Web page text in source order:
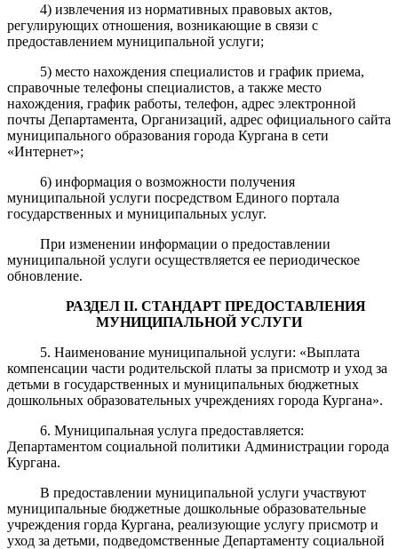
4) извлечения из нормативных правовых актов,
регулирующих отношения, возникающие в связи с
предоставлением муниципальной услуги;
5) место нахождения специалистов и график приема,
справочные телефоны специалистов, а также место
нахождения, график работы, телефон, адрес электронной
почты Департамента, Организаций, адрес официального сайта
муниципального образования города Кургана в сети
«Интернет»;
6)информация о возможности получения
муниципальной услуги посредством Единого портала
государственных и муниципальных услуг.
При изменении информации о предоставлении
муниципальной услуги осуществляется ее периодическое
обновление.
РАЗДЕЛ II. СТАНДАРТ ПРЕДОСТАВЛЕНИЯ
МУНИЦИПАЛЬНОЙ УСЛУГИ
5. Наименование муниципальной услуги: «Выплата
компенсации части родительской платы за присмотр и уход за
детьми в государственных и муниципальных бюджетных
дошкольных образовательных учреждениях города Кургана».
6. Муниципальная услуга предоставляется:
Департаментом социальной политики Администрации города
Кургана.
В предоставлении муниципальной услуги участвуют
муниципальные бюджетные дошкольные образовательные
учреждения горда Кургана, реализующие услугу присмотр и
уход за детьми, подведомственные Департаменту социальной